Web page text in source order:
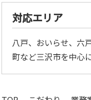
対応エリア
八戸、おいらせ、六
町など三沢市を中心